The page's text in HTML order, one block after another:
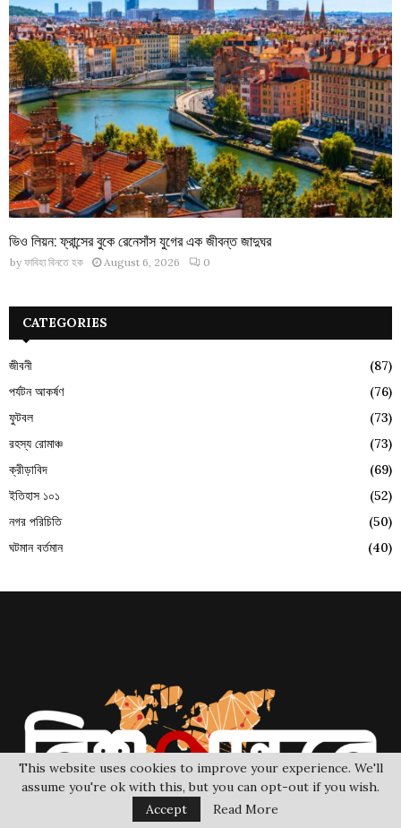
ভিও লিয়ন: ফ্রান্সের বুকে রেনেসাঁস যুগের এক জীবন্ত জাদুঘর
by ফাবিহা বিনতে হক August 6, 2026 0
CATEGORIES
জীবনী
(87)
পর্যটন আকর্ষণ
(76)
ফুটবল
(73)
রহস্য রোমাঞ্চ
(73)
ক্রীড়াবিদ
(69)
ইতিহাস ১০১
(52)
নগর পরিচিতি
(50)
ঘটমান বর্তমান
(40)
This website uses cookies to improve your experience. We'll
assume you're ok with this, but you can opt-out if you wish.
Accept
Read More